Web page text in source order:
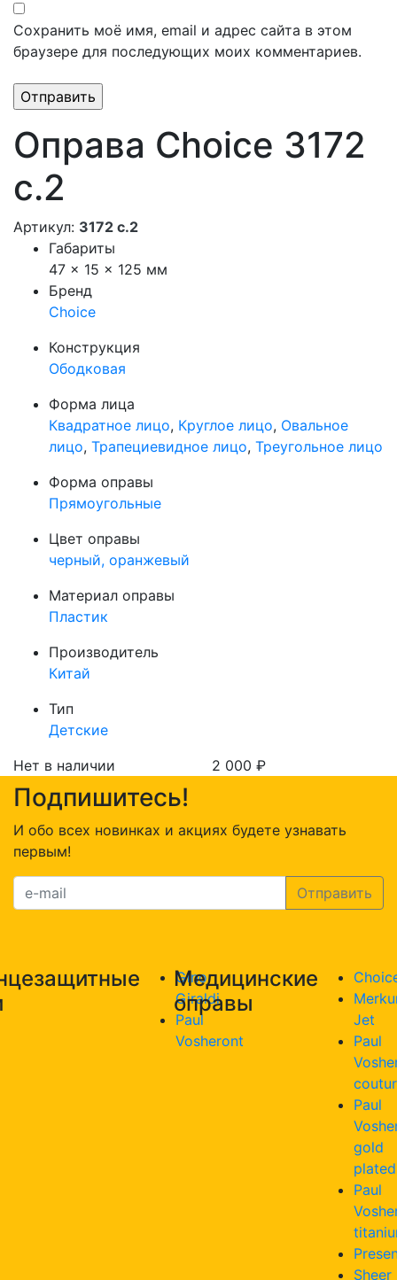
Сохранить моё имя, email и адрес сайта в этом
браузере для последующих моих комментариев.
Оправа Choice 3172
с.2
Артикул: 3172 с.2
Габариты
47 × 15 × 125 мм
Бренд
Choice
Конструкция
Ободковая
Форма лица
Квадратное лицо, Круглое лицо, Овальное
лицо, Трапециевидное лицо, Треугольное лицо
Форма оправы
Прямоугольные
Цвет оправы
черный, оранжевый
Материал оправы
Пластик
Производитель
Китай
Тип
Детские
Нет в наличии
2 000 ₽
Подпишитесь!
И обо всех новинках и акциях будете узнавать
первым!
Gino
Giraldi
Paul
Vosheront
Медицинские
оправы
Jet
Paul
Paul
gold
plated
Paul
Sheer